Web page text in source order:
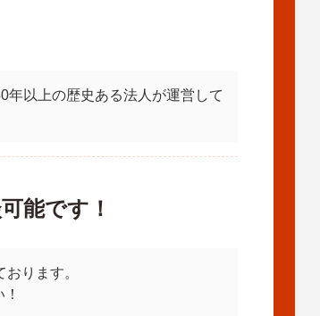
年以上の歴史ある法人が運営して
能です！
ります。